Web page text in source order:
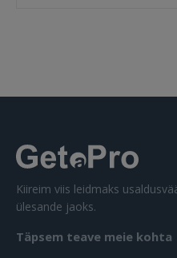
Kiireim viis leidmaks
ülesande jaoks.
Täpsem teave meie kohta